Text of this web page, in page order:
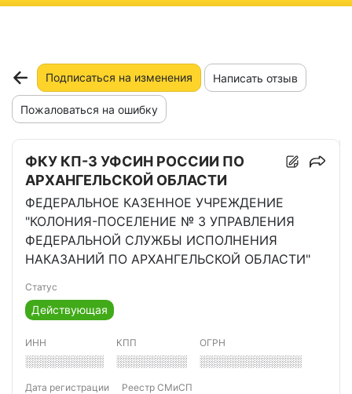
Подписаться на изменения Написать отзыв
Пожаловаться на ошибку
ФКУ КП-3 УФСИН РОССИИ ПО
АРХАНГЕЛЬСКОЙ ОБЛАСТИ
ФЕДЕРАЛЬНОЕ КАЗЕННОЕ УЧРЕЖДЕНИЕ
"КОЛОНИЯ-ПОСЕЛЕНИЕ № 3 УПРАВЛЕНИЯ
ФЕДЕРАЛЬНОЙ СЛУЖБЫ ИСПОЛНЕНИЯ
НАКАЗАНИЙ ПО АРХАНГЕЛЬСКОЙ ОБЛАСТИ"
Статус
Действующая
ИНН
░░░░░░░░░░
КПП
░░░░░░░░░
ОГРН
░░░░░░░░░░░░░
Дата регистрации Реестр СМиСП